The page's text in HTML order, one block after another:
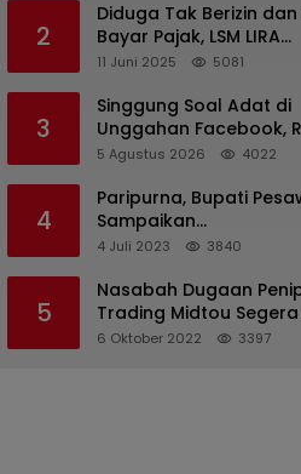
2
Diduga Tak Berizin
Bayar Pajak, LSM LIRA
Laporkan Santerra de
Batu
11 Juni 2025 5081
3
Singgung Soal Adat di
Unggahan Facebook,
Desriana Minta Maaf ke
5 Agustus 2026 4022
4
Paripurna, Bupati
Sampaikan
Pertanggungjawaban
4 Juli 2023 3840
5
Nasabah Dugaan
Trading Midtou
Langkah Hukum
6 Oktober 2022 3397